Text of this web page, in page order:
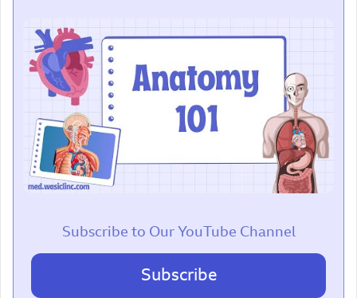
Subscribe to Our YouTube Channel
Subscribe